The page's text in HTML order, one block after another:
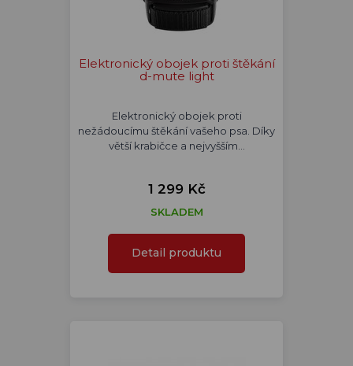
Elektronický obojek proti štěkání
d-mute light
Elektronický obojek proti
nežádoucímu štěkání vašeho psa. Díky
větší krabičce a nejvyšším…
1 299 Kč
SKLADEM
Detail produktu